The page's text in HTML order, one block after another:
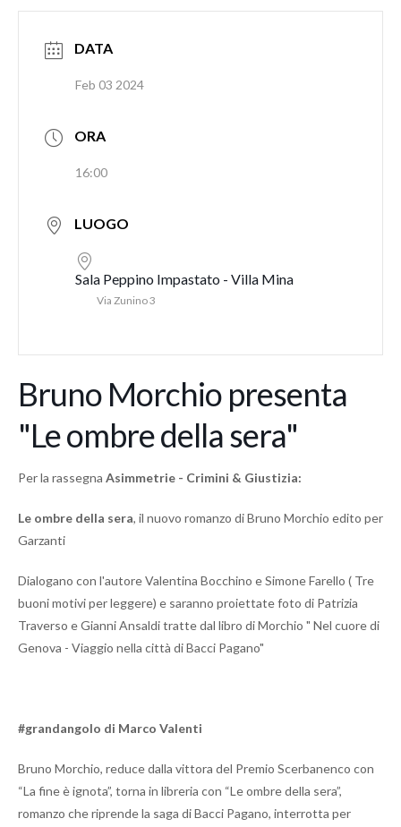
DATA
Feb 03 2024
ORA
16:00
LUOGO
Sala Peppino Impastato - Villa Mina
Via Zunino 3
Bruno Morchio presenta
"Le ombre della sera"
Per la rassegna Asimmetrie - Crimini & Giustizia:
Le ombre della sera, il nuovo romanzo di Bruno Morchio edito per
Garzanti
Dialogano con l'autore Valentina Bocchino e Simone Farello ( Tre
buoni motivi per leggere) e saranno proiettate foto di Patrizia
Traverso e Gianni Ansaldi tratte dal libro di Morchio " Nel cuore di
Genova - Viaggio nella città di Bacci Pagano"
#grandangolo di Marco Valenti
Bruno Morchio, reduce dalla vittora del Premio Scerbanenco con
“La fine è ignota”, torna in libreria con “Le ombre della sera”,
romanzo che riprende la saga di Bacci Pagano, interrotta per